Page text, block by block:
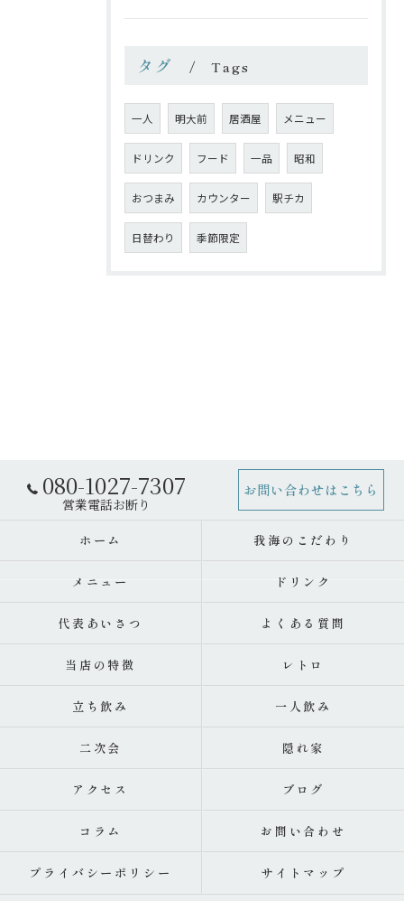
タグ Tags
一人 明大前 居酒屋 メニュー
ドリンク フード 一品 昭和
おつまみ カウンター 駅チカ
日替わり 季節限定
080-1027-7307 お問い合わせはこちら
ホーム 我海のこだわり
メニュー ドリンク
代表あいさつ よくある質問
当店の特徴 レトロ
立ち飲み 一人飲み
二次会 隠れ家
アクセス ブログ
コラム お問い合わせ
プライバシーポリシー サイトマップ